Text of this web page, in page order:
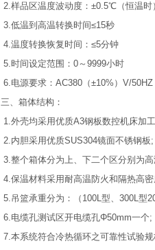
2.样品区温度波动度：±0.5℃（恒温时
3.低温到高温转换时间≤15秒
4.温度转换恢复时间：≤5分钟
5.时间设定范围：0～9999小时
6.电源要求：AC380（±10%）V/
三、箱体结构：
1.外壳均采用优质A3钢板数控机床加
2.内胆采用优质SUS304镜面不锈钢板;
3.整个箱体分为上、下二个区分别为
4.保温材料采用耐高温防火和隔热高
5.吊篮承重分为：（100L型、300L型
6.电缆孔测试区开电缆孔Φ50mm一个;
7.本系统符合冷热循环之可靠性试验